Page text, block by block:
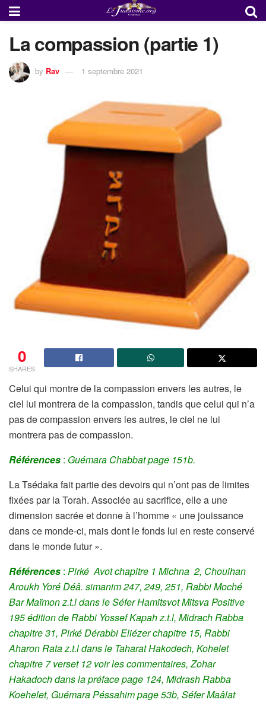
La compassion (partie 1)
by Rav 1 septembre 2021
0
SHARES
Celui qui montre de la compassion envers les autres, le
ciel lui montrera de la compassion, tandis que celui qui n’a
pas de compassion envers les autres, le ciel ne lui
montrera pas de compassion.
Références : Guémara Chabbat page 151b.
La Tsédaka fait partie des devoirs qui n’ont pas de limites
fixées par la Torah. Associée au sacrifice, elle a une
dimension sacrée et donne à l’homme « une jouissance
dans ce monde-ci, mais dont le fonds lui en reste conservé
dans le monde futur ».
Références : Pirké Avot chapitre 1 Michna 2, Choulhan
Aroukh Yoré Déâ. simanim 247, 249, 251, Rabbi Moché
Bar Maïmon z.t.l dans le Séfer Hamitsvot Mitsva Positive
195 édition de Rabbi Yossef Kapah z.t.l, Midrach Rabba
chapitre 31, Pirké Dérabbi Eliézer chapitre 15, Rabbi
Aharon Rata z.t.l dans le Taharat Hakodech, Kohelet
chapitre 7 verset 12 voir les commentaires, Zohar
Hakadoch dans la préface page 124, Midrash Rabba
Koehelet, Guémara Péssahim page 53b, SéferMaâlat